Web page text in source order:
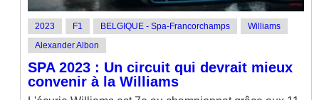
2023 F1 BELGIQUE - Spa-Francorchamps
Williams
Alexander Albon
SPA 2023 : Un circuit qui devrait mieux
convenir à la Williams